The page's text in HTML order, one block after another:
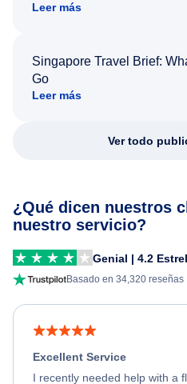
Leer más
Singapore Travel Brief:
Go
Leer más
Ver todo
¿Qué dicen nuestros
nuestro servicio?
Genial | 4.2
Basado en 34,320 reseñas
Excellent Service
I recently needed help with a